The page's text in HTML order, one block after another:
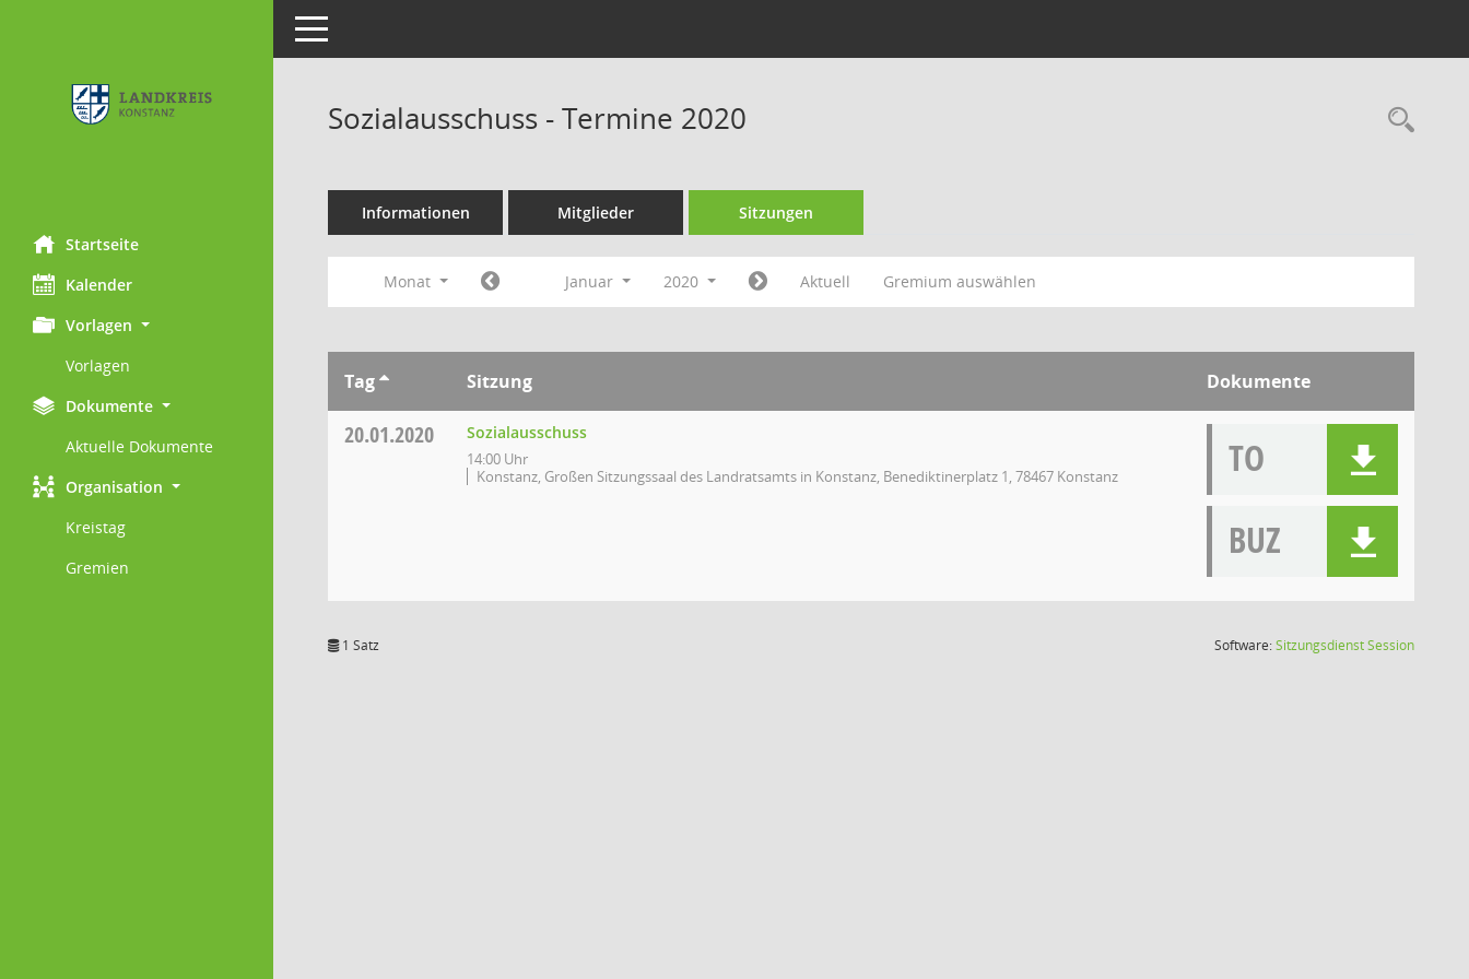
Startseite
Kalender
Vorlagen
Vorlagen
Dokumente
Aktuelle Dokumente
Organisation
Kreistag
Gremien
Toggle navigation
Sozialausschuss - Termine 2020
Informationen Mitglieder Sitzungen
Monat Januar 2020 Aktuell Gremium auswählen
Tag Sitzung Dokumente
20.01.2020 Sozialausschuss
14:00 Uhr
Konstanz, Großen Sitzungssaal des Landratsamts in Konstanz, Benediktinerplatz 1, 78467 Konstanz
TO
BUZ
1 Satz Software:SitzungsdienstSession(Wird in